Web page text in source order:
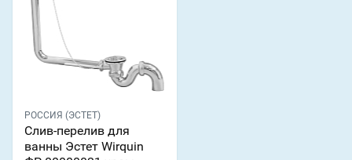
РОССИЯ (ЭСТЕТ)
Слив-перелив для
ванны Эстет Wirquin